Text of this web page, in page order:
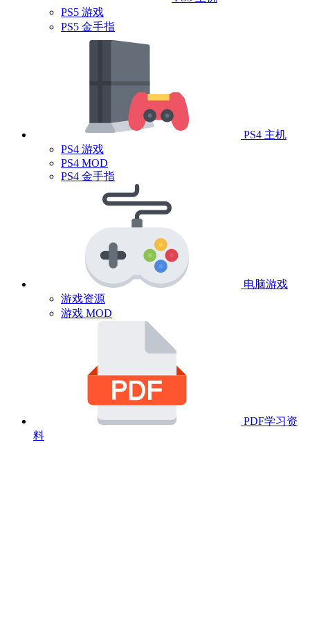
PS5 游戏
PS5 金手指
PS4 主机
PS4 游戏
PS4 MOD
PS4 金手指
电脑游戏
游戏资源
游戏 MOD
PDF学习资
料